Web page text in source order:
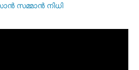
സമ്മാന്‍ നിധി